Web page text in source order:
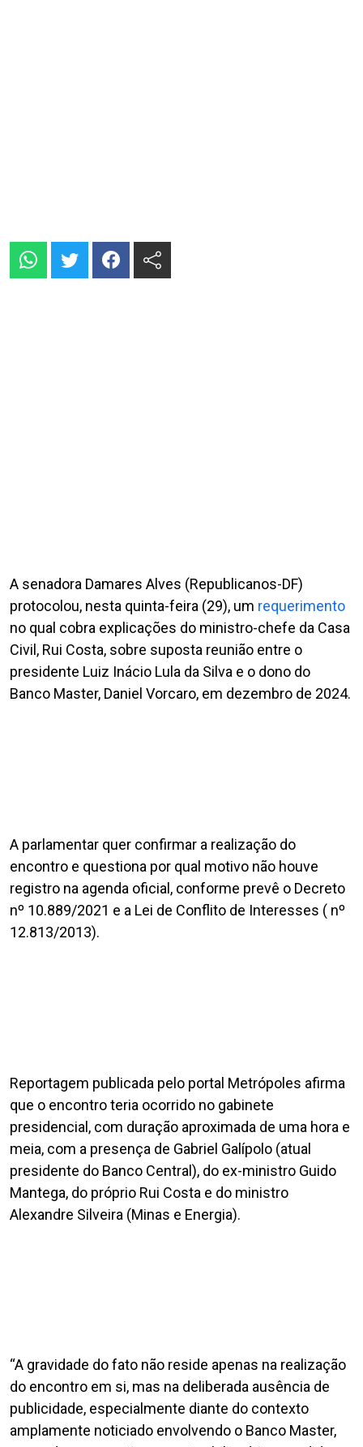
A senadora Damares Alves (Republicanos-DF)
protocolou, nesta quinta-feira (29), um requerimento
no qual cobra explicações do ministro-chefe da Casa
Civil, Rui Costa, sobre suposta reunião entre o
presidente Luiz Inácio Lula da Silva e o dono do
Banco Master, Daniel Vorcaro, em dezembro de 2024.
A parlamentar quer confirmar a realização do
encontro e questiona por qual motivo não houve
registro na agenda oficial, conforme prevê o Decreto
nº 10.889/2021 e a Lei de Conflito de Interesses ( nº
12.813/2013).
Reportagem publicada pelo portal Metrópoles afirma
que o encontro teria ocorrido no gabinete
presidencial, com duração aproximada de uma hora e
meia, com a presença de Gabriel Galípolo (atual
presidente do Banco Central), do ex-ministro Guido
Mantega, do próprio Rui Costa e do ministro
Alexandre Silveira (Minas e Energia).
“A gravidade do fato não reside apenas na realização
do encontro em si, mas na deliberada ausência de
publicidade, especialmente diante do contexto
amplamente noticiado envolvendo o Banco Master,